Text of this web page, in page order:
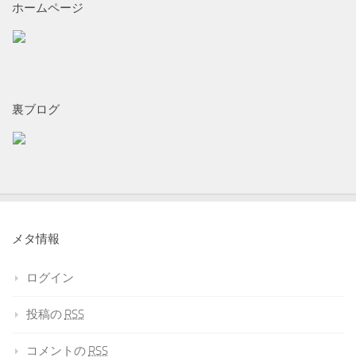
ホームページ
裏ブログ
メタ情報
ログイン
投稿の RSS
コメントの RSS